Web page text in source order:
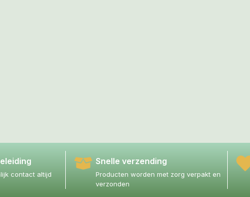
contact altijd
Snelle verzending
Producten worden met zorg verpakt en
verzonden